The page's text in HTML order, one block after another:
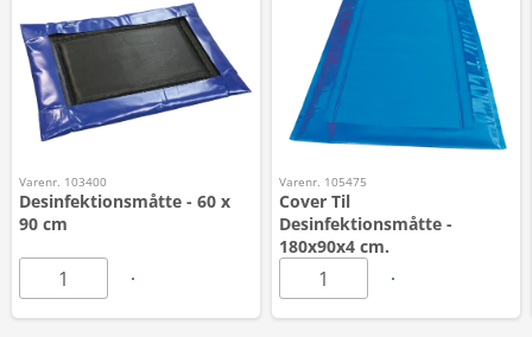
Varenr. 103400
Desinfektionsmåtte - 60 x
90 cm
Varenr. 105475
Cover Til
Desinfektionsmåtte -
180x90x4 cm.